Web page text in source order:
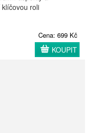
roli
Cena: 699 Kč
KOUPIT